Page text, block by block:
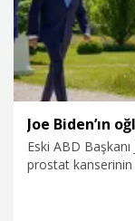
Eski ABD Başkanı
prostat